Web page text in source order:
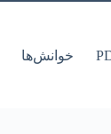
خوانش‌ها